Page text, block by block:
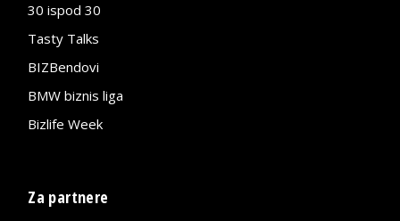
30 ispod 30
Tasty Talks
BIZBendovi
BMW biznis liga
Bizlife Week
Za partnere